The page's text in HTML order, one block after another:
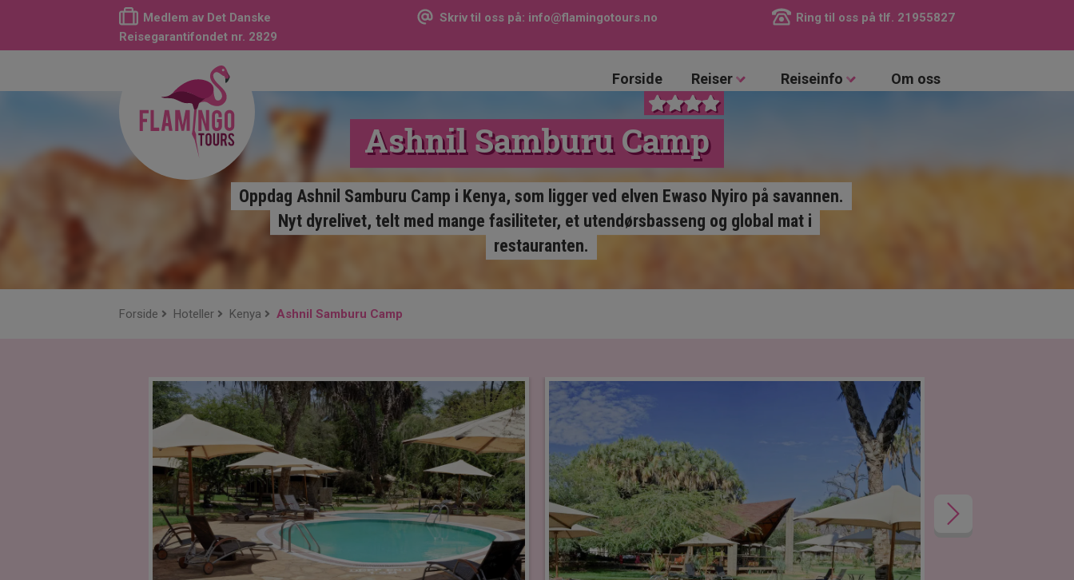
Medlem av Det Danske
Reisegarantifondet nr. 2829
Skriv til oss på: info@flamingotours.no Ring til oss på tlf. 21955827
Forside Reiser Reiseinfo Om oss
Ashnil Samburu Camp
Oppdag Ashnil Samburu Camp i Kenya, som ligger ved elven Ewaso Nyiro på savannen.
Nyt dyrelivet, telt med mange fasiliteter, et utendørsbasseng og global mat i
restauranten.
Forside Hoteller Kenya Ashnil Samburu Camp